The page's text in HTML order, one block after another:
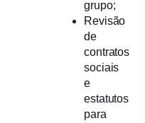
grupo;
Revisão
de
contratos
sociais
e
estatutos
para